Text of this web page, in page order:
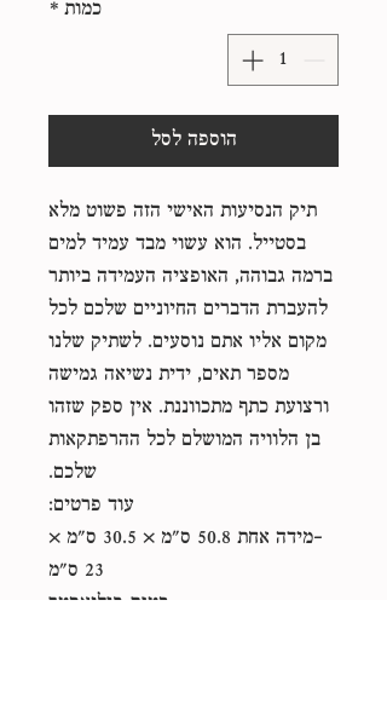
כמות *
הוספה לסל
תיק הנסיעות האישי הזה פשוט מלא
בסטייל. הוא עשוי מבד עמיד למים
ברמה גבוהה, האופציה העמידה ביותר
להעברת הדברים החיוניים שלכם לכל
מקום אליו אתם נוסעים. לשתיק שלנו
מספר תאים, ידית נשיאה גמישה
ורצועת כתף מתכווננת. אין ספק שזהו
בן הלוויה המושלם לכל ההרפתקאות
שלכם.
עוד פרטים:
-מידה אחת 50.8 ס"מ × 30.5 ס"מ ×
23 ס"מ
- בטנת פוליאסטר